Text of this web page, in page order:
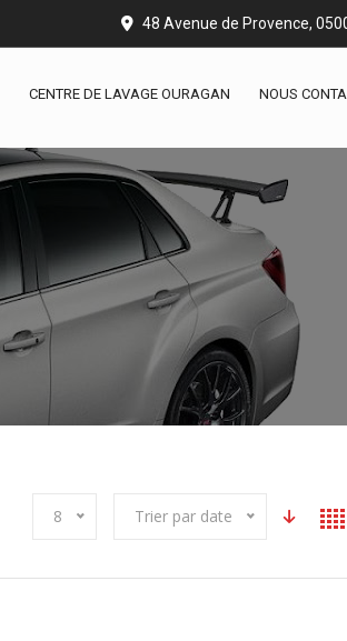
48 Avenue de Provence,
CENTRE DE LAVAGE OURAGAN NOUS
8 Trier par date